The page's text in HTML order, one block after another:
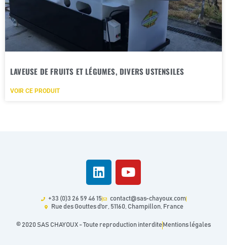
LAVEUSE DE FRUITS ET LÉGUMES, DIVERS USTENSILES
VOIR CE PRODUIT
+33 (0)3 26 59 46 15
contact@sas-chayoux.com
Rue des Gouttes d'or, 51160, Champillon, France
© 2020 SAS CHAYOUX - Toute reproduction interdite Mentions légales